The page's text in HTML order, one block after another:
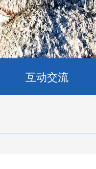
互动交流